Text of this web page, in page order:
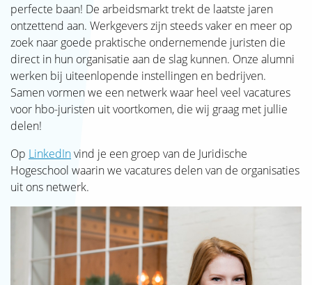
Lectoraat
Over ons
Aanmelden
Contact
SJAK
perfecte baan! De arbeidsmarkt trekt de laatste jaren
ontzettend aan. Werkgevers zijn steeds vaker en meer op
zoek naar goede praktische ondernemende juristen die
direct in hun organisatie aan de slag kunnen. Onze alumni
werken bij uiteenlopende instellingen en bedrijven.
Samen vormen we een netwerk waar heel veel vacatures
voor hbo-juristen uit voortkomen, die wij graag met jullie
delen!
Op LinkedInvind je een groep van de Juridische
Hogeschool waarin we vacatures delen van de organisaties
uit ons netwerk.